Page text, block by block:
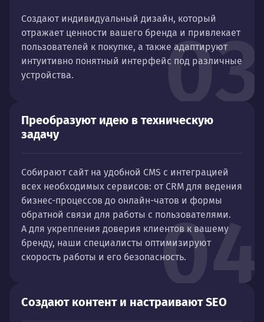
03
Создают индивидуальный дизайн, который
отражает ценности вашего бренда и привлекает
пользователей к покупке, а также адаптируют
интуитивно понятный интерфейс под различные
устройства.
04
Преобразуют идею в техническую
задачу
Собирают сайт на удобной CMS с интеграцией
всех необходимых сервисов: от CRM для ведения
бизнес-процессов до онлайн-чатов и формы
обратной связи для работы с пользователями.
А для укрепления доверия клиентов к вашему
бренду, наши специалисты оптимизируют
скорость работы и его безопасность.
Создают контент и настраивают SEO